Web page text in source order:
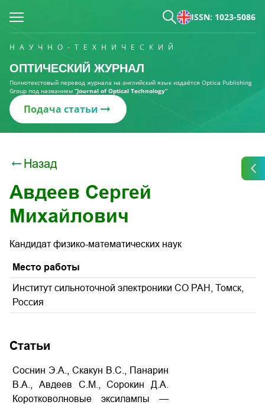
ISSN: 1023-5086
НАУЧНО-ТЕХНИЧЕСКИЙ
ОПТИЧЕСКИЙ ЖУРНАЛ
Полнотекстовый перевод журнала на английский язык издаётся Optica Publishing
Group под названием “Journal of Optical Technology“
Подача статьи
Назад
Авдеев Сергей
Михайлович
Кандидат физико-математических наук
Место работы
Институт сильноточной электроники СО РАН, Томск,
Россия
Статьи
Соснин Э.А., Скакун В.С., Панарин
В.А., Авдеев С.М., Сорокин Д.А.
Коротковолновые эксилампы —